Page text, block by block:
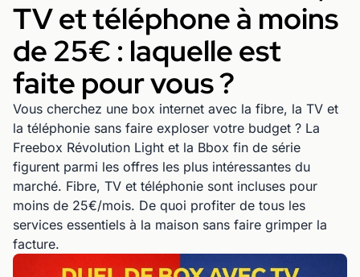
TV et téléphone à moins
de 25€ : laquelle est
faite pour vous ?
Vous cherchez une box internet avec la fibre, la TV et
la téléphonie sans faire exploser votre budget ? La
Freebox Révolution Light et la Bbox fin de série
figurent parmi les offres les plus intéressantes du
marché. Fibre, TV et téléphonie sont incluses pour
moins de 25€/mois. De quoi profiter de tous les
services essentiels à la maison sans faire grimper la
facture.